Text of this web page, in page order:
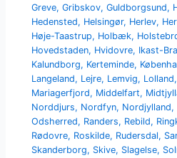
Greve,Gribskov,Guldborgsund,
Hedensted, Helsingør, Herlev,
Høje-Taastrup, Holbæk,
Hovedstaden, Hvidovre, Ikast-
Kalundborg, Kerteminde,
Langeland, Lejre, Lemvig, Lolland,
Mariagerfjord, Middelfart,
Norddjurs, Nordfyn, Nordjylland,
Odsherred, Randers, Rebild,
Rødovre, Roskilde, Rudersdal,
Skanderborg, Skive, Slagelse,